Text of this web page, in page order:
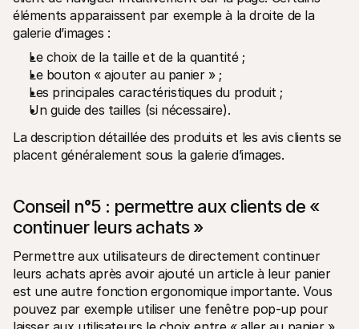
éléments apparaissent par exemple à la droite de la
galerie d’images :
Le choix de la taille et de la quantité ;
Le bouton « ajouter au panier » ;
Les principales caractéristiques du produit ;
Un guide des tailles (si nécessaire).
La description détaillée des produits et les avis clients se
placent généralement sous la galerie d’images.
Conseil n°5 : permettre aux clients de «
continuer leurs achats »
Permettre aux utilisateurs de directement continuer
leurs achats après avoir ajouté un article à leur panier
est une autre fonction ergonomique importante. Vous
pouvez par exemple utiliser une fenêtre pop-up pour